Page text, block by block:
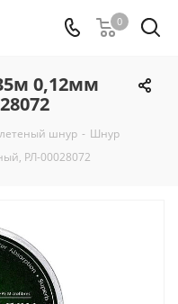
0
0,12мм
шнур - Шнур
РЛ-00028072